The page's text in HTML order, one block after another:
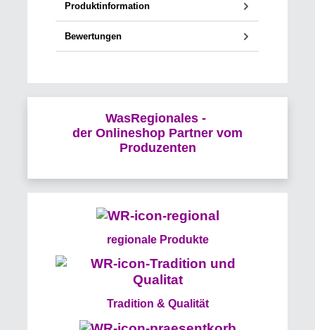
Produktinformation
Bewertungen
WasRegionales -
der Onlineshop Partner vom
Produzenten
regionale Produkte
Tradition & Qualität